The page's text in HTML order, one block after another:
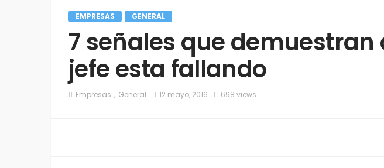
EMPRESAS GENERAL
7 señales que demuestran
jefe esta fallando
Empresas General 12 mayo, 2016 698 views